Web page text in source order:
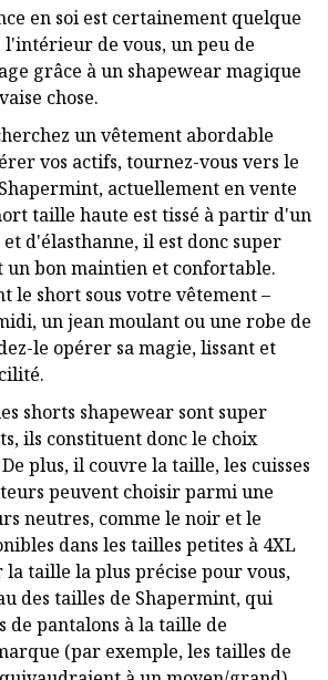
en soi est certainement quelque
l'intérieur de vous, un peu de
grâce à un shapewear magique
chose.
un vêtement abordable
vos actifs, tournez-vous vers le
actuellement en vente
taille haute est tissé à partir d'un
d'élasthanne, il est donc super
un bon maintien et confortable.
le short sous votre vêtement –
un jean moulant ou une robe de
le opérer sa magie, lissant et
shorts shapewear sont super
ils constituent donc le choix
plus, il couvre la taille, les cuisses
peuvent choisir parmi une
neutres, comme le noir et le
dans les tailles petites à 4XL
taille la plus précise pour vous,
des tailles de Shapermint, qui
de pantalons à la taille de
(par exemple, les tailles de